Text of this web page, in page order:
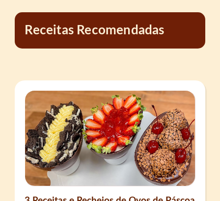
Receitas Recomendadas